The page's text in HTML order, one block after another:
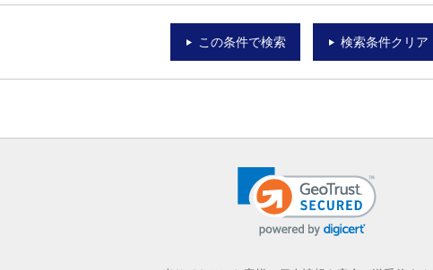
この条件で検索 検索条件クリア